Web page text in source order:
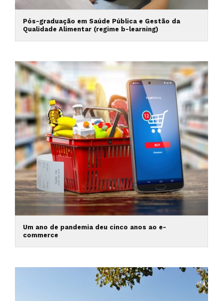
Pós-graduação em Saúde Pública e Gestão da
Qualidade Alimentar (regime b-learning)
Um ano de pandemia deu cinco anos ao e-
commerce